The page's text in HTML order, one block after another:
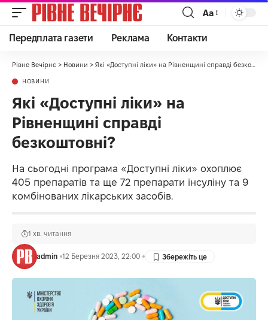
Аа
Передплата газети Реклама Контакти
Рівне Вечірнє > Новини > Які «Доступні ліки» на Рівненщині справді безкоштовні?
НОВИНИ
Які «Доступні ліки» на
Рівненщині справді
безкоштовні?
На сьогодні програма «Доступні ліки» охоплює
405 препаратів та ще 72 препарати інсуліну та 9
комбінованих лікарських засобів.
admin 12 Березня 2023, 22:00
1 хв. читання